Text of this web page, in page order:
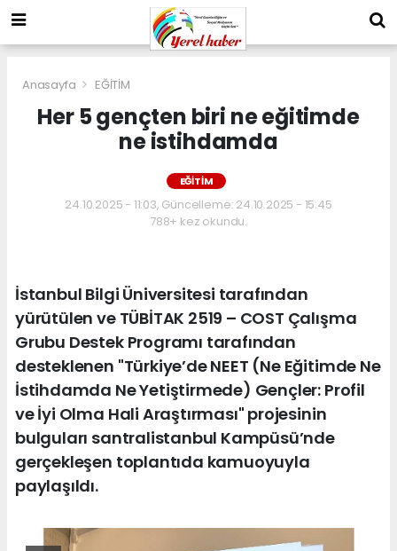
Anasayfa EĞİTİM
Her 5 gençten biri ne eğitimde
ne istihdamda
EĞİTİM
24.10.2025 - 11:03, Güncelleme: 24.10.2025 - 15:45
788+ kez okundu.
İstanbul Bilgi Üniversitesi tarafından
yürütülen ve TÜBİTAK 2519 – COST Çalışma
Grubu Destek Programı tarafından
desteklenen "Türkiye’de NEET (Ne Eğitimde Ne
İstihdamda Ne Yetiştirmede) Gençler: Profil
ve İyi Olma Hali Araştırması" projesinin
bulguları santralistanbul Kampüsü’nde
gerçekleşen toplantıda kamuoyuyla
paylaşıldı.